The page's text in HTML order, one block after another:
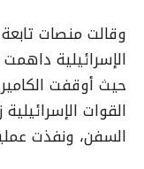
وقالت منصات
الإسرائيلية
حيث أوقفت
القوات
السفن، ونفذت